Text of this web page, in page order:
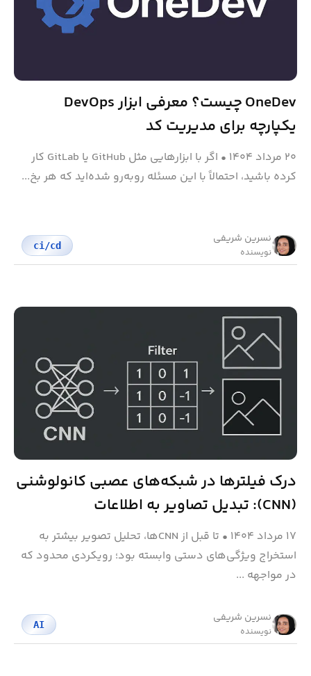
OneDev چیست؟ معرفی ابزار DevOps
یکپارچه برای مدیریت کد
۲۰ مرداد ۱۴۰۴ •
اگر با ابزارهایی مثل GitHub یا GitLab کار
کرده باشید، احتمالاً با این مسئله روبه‌رو شده‌اید که هر بخ...
نسرین شریفی
نویسنده
ci/cd
درک فیلترها در شبکه‌های عصبی کانولوشنی
(CNN): تبدیل تصاویر به اطلاعات
۱۷ مرداد ۱۴۰۴ •
تا قبل از CNNها، تحلیل تصویر بیشتر به
استخراج ویژگی‌های دستی وابسته بود؛ رویکردی محدود که
در مواجهه ...
نسرین شریفی
نویسنده
AI